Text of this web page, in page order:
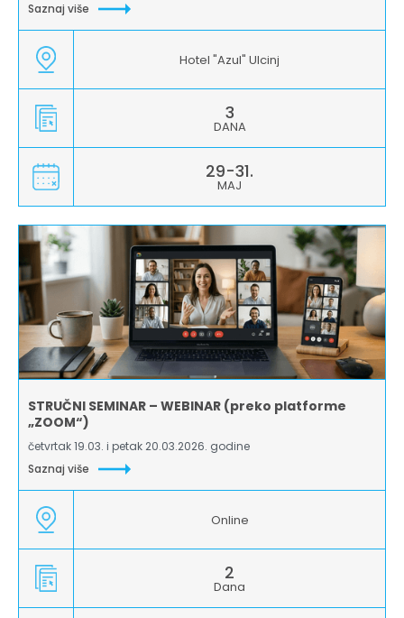
Saznaj više
Hotel "Azul" Ulcinj
3
DANA
29-31.
MAJ
STRUČNI SEMINAR – WEBINAR (preko platforme
„ZOOM“)
četvrtak 19.03. i petak 20.03.2026. godine
Saznaj više
Online
2
Dana